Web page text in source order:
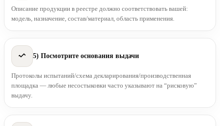
Описание продукции в реестре должно соответствовать вашей:
модель, назначение, состав/материал, область применения.
5) Посмотрите основания выдачи
Протоколы испытаний/схема декларирования/производственная
площадка — любые несостыковки часто указывают на “рисковую”
выдачу.